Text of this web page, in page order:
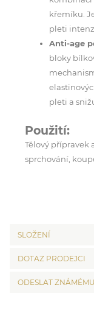
křemíku.
pleti
Anti-age
bloky
pleti a
Použití:
Tělový
sprchování,
SLOŽENÍ
DOTAZ PRODEJCI
ODESLAT ZNÁMÉMU